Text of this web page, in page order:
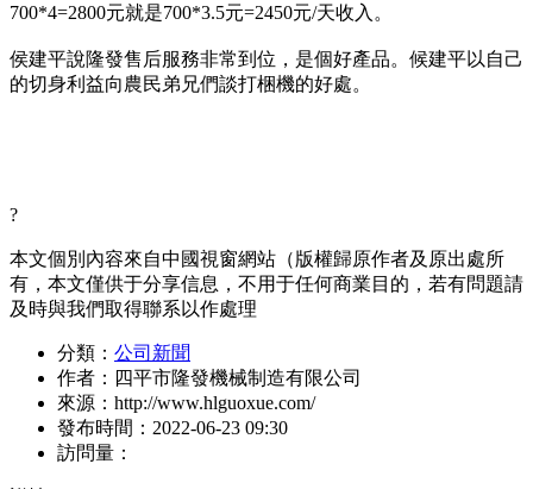
700*4=2800元就是700*3.5元=2450元/天收入。
侯建平說隆發售后服務非常到位，是個好產品。候建平以自己
的切身利益向農民弟兄們談打梱機的好處。
?
本文個別內容來自中國視窗網站（版權歸原作者及原出處所
有，本文僅供于分享信息，不用于任何商業目的，若有問題請
及時與我們取得聯系以作處理
分類： 公司新聞
作者： 四平市隆發機械制造有限公司
來源： http://www.hlguoxue.com/
發布時間： 2022-06-23 09:30
訪問量：